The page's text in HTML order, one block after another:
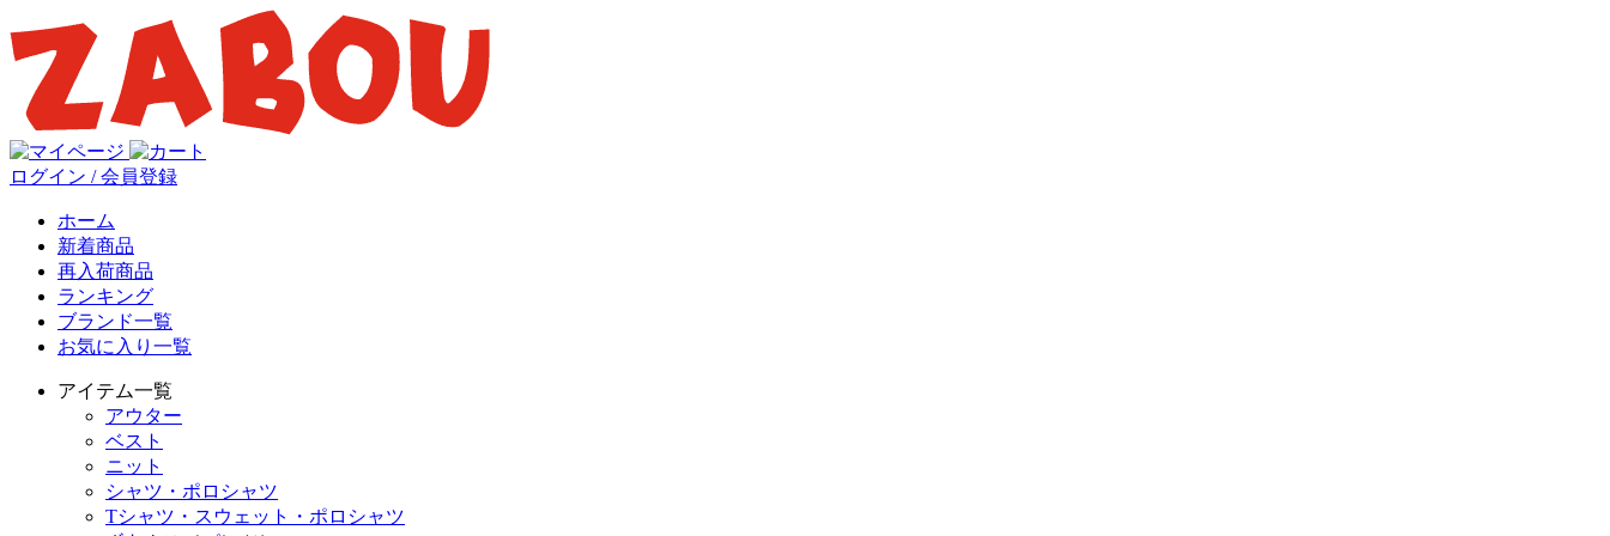
ログイン / 会員登録
ホーム
新着商品
再入荷商品
ランキング
ブランド一覧
お気に入り一覧
アイテム一覧
アウター
ベスト
ニット
シャツ・ポロシャツ
Tシャツ・スウェット・ポロシャツ